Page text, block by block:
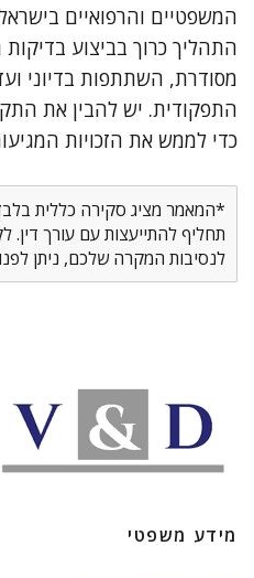
המשפטיים והרפואיים
התהליך כרוך בביצוע
מסודרת, השתתפות בדיוני
התפקודית. יש להבין את
כדי לממש את הזכויות
*המאמר מציג סקירה כללית בלבד
תחליף להתייעצות עם עורך
לנסיבות המקרה שלכם, ניתן
מידע משפטי